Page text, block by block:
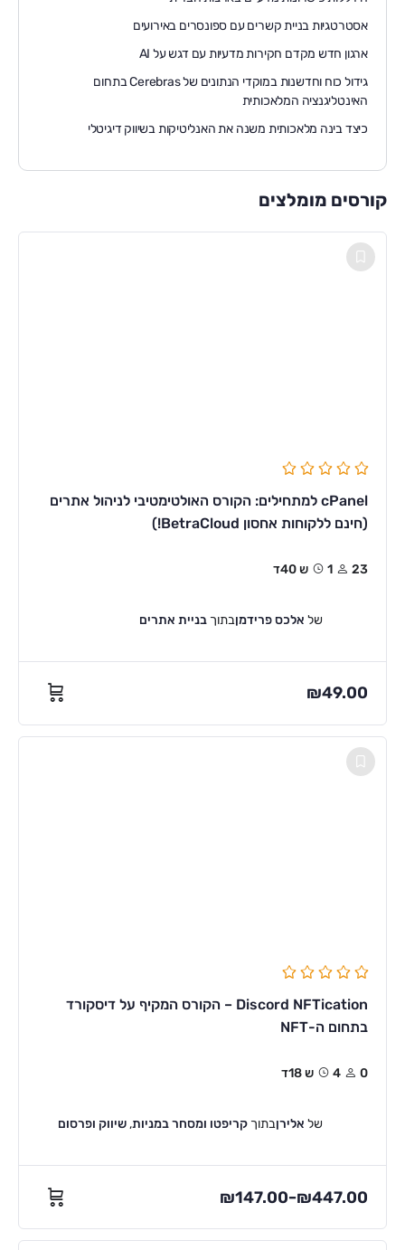
אסטרטגיות בניית קשרים עם ספונסרים באירועים
ארגון חדש מקדם חקירות מדעיות עם דגש על AI
גידול כוח וחדשנות במוקדי הנתונים של Cerebras בתחום
האינטליגנציה המלאכותית
כיצד בינה מלאכותית משנה את האנליטיקות בשיווק דיגיטלי
קורסים מומלצים
cPanel למתחילים: הקורס האולטימטיבי לניהול אתרים
(חינם ללקוחות אחסון BetraCloud!)
23 1ש 40ד
של אלכס פרידמןבתוך בניית אתרים
₪49.00
Discord NFTication – הקורס המקיף על דיסקורד
בתחום ה-NFT
0 4ש 18ד
של אלירןבתוך קריפטו ומסחר במניות, שיווק ופרסום
₪147.00–₪447.00